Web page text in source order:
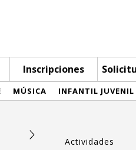
Inscripciones
MÚSICA INFANTIL JUVENIL